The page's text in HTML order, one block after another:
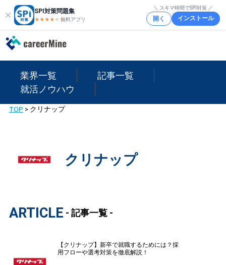
SPI対策問題集
★★★★ ★★
無料アプリ
＼ スキマ時間でSPI対策 ／
開く インストール
業界一覧
記事一覧
就活ノウハウ
TOP > クリナップ
クリナップ
ARTICLE - 記事一覧 -
【クリナップ】新卒で就職するためには？採
用フローや選考対策を徹底解説！